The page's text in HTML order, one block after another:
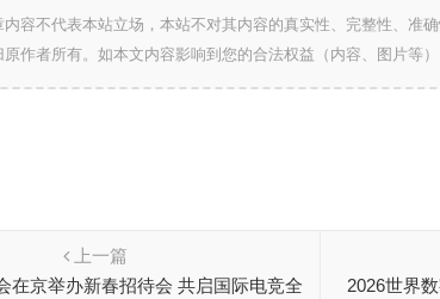
容不代表本站立场，本站不对其内容的真实性、完整性、准
作者所有。如本文内容影响到您的合法权益（内容、图片等
上一篇
在京举办新春招待会 共启国际电竞全
2026世界